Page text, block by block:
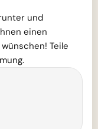
und
einen
Teile